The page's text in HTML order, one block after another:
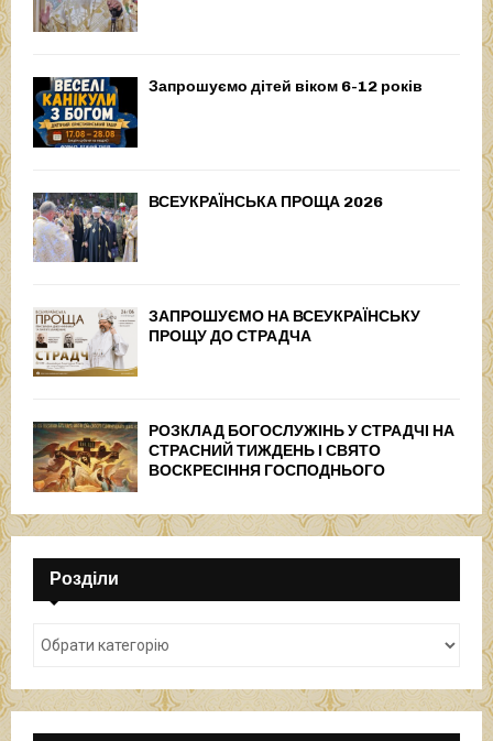
Запрошуємо дітей віком 6-12 років
ВСЕУКРАЇНСЬКА ПРОЩА 2026
ЗАПРОШУЄМО НА ВСЕУКРАЇНСЬКУ
ПРОЩУ ДО СТРАДЧА
РОЗКЛАД БОГОСЛУЖІНЬ У СТРАДЧІ НА
СТРАСНИЙ ТИЖДЕНЬ І СВЯТО
ВОСКРЕСІННЯ ГОСПОДНЬОГО
Розділи